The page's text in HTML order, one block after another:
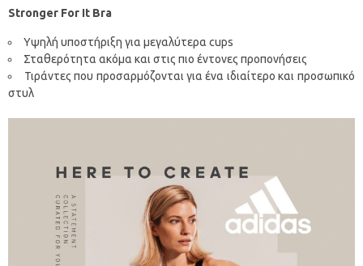
Stronger For It Bra
Υψηλή υποστήριξη για μεγαλύτερα cups
Σταθερότητα ακόμα και στις πιο έντονες προπονήσεις
Τιράντες που προσαρμόζονται για ένα ιδιαίτερο και προσωπικό
στυλ